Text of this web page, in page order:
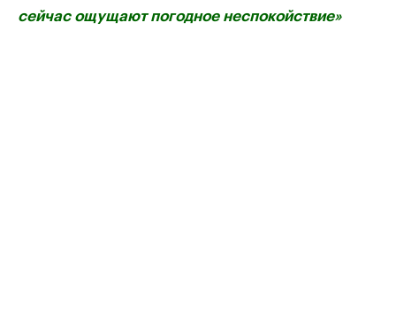
сейчас ощущают погодное неспокойствие»